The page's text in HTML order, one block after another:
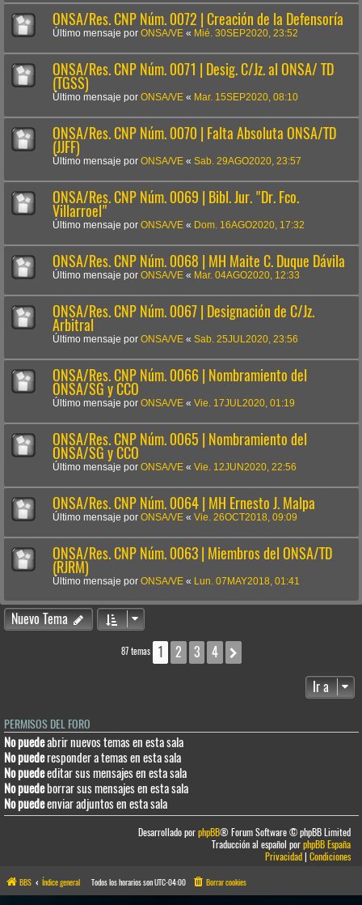
ONSA/Res. CNP Núm. 0072 | Creación de la Defensoría
Último mensaje por ONSA/VE « Mié. 30SEP2020, 23:52
ONSA/Res. CNP Núm. 0071 | Desig. C/Jz. al ONSA/ TD
(TGSS)
Último mensaje por ONSA/VE « Mar. 15SEP2020, 08:10
ONSA/Res. CNP Núm. 0070 | Falta Absoluta ONSA/TD
(JJFF)
Último mensaje por ONSA/VE « Sab. 29AGO2020, 23:57
ONSA/Res. CNP Núm. 0069 | Bibl. Jur. "Dr. Fco.
Villarroel"
Último mensaje por ONSA/VE « Dom. 16AGO2020, 17:32
ONSA/Res. CNP Núm. 0068 | MH Maite C. Duque Dávila
Último mensaje por ONSA/VE « Mar. 04AGO2020, 12:33
ONSA/Res. CNP Núm. 0067 | Designación de C/Jz.
Arbitral
Último mensaje por ONSA/VE « Sab. 25JUL2020, 23:56
ONSA/Res. CNP Núm. 0066 | Nombramiento del
ONSA/SG y CCO
Último mensaje por ONSA/VE « Vie. 17JUL2020, 01:19
ONSA/Res. CNP Núm. 0065 | Nombramiento del
ONSA/SG y CCO
Último mensaje por ONSA/VE « Vie. 12JUN2020, 22:56
ONSA/Res. CNP Núm. 0064 | MH Ernesto J. Malpa
Último mensaje por ONSA/VE « Vie. 26OCT2018, 09:09
ONSA/Res. CNP Núm. 0063 | Miembros del ONSA/TD
(RJRM)
Último mensaje por ONSA/VE « Lun. 07MAY2018, 01:41
Nuevo Tema
87 temas 1 2 3 4
Ir a
PERMISOS DEL FORO
No puedeabrir nuevos temas en esta sala
No puederesponder a temas en esta sala
No puedeeditar sus mensajes en esta sala
No puedeborrar sus mensajes en esta sala
No puedeenviar adjuntos en esta sala
Desarrollado porphpBB® Forum Software © phpBB Limited
Traducción al español porphpBB España
Privacidad|Condiciones
BBS Índice general Todos los horarios sonUTC-04:00 Borrar cookies